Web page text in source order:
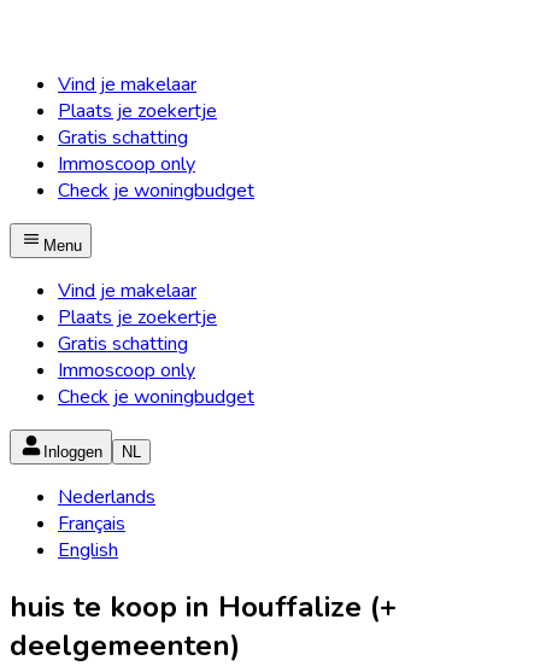
Vind je makelaar
Plaats je zoekertje
Gratis schatting
Immoscoop only
Check je woningbudget
Menu
Vind je makelaar
Plaats je zoekertje
Gratis schatting
Immoscoop only
Check je woningbudget
Inloggen NL
Nederlands
Français
English
huis te koop in Houffalize (+
deelgemeenten)